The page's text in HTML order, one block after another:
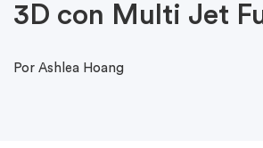
3D con Multi Jet
Por Ashlea Hoang